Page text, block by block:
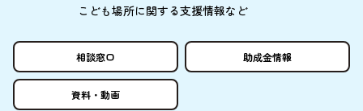
こども場所に関する支援情報など
相談窓口 助成金情報
資料 ・ 動画